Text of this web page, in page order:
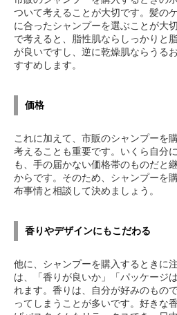
ついて考えることが大切です。髪の
に合ったシャンプーを選ぶことが大
で考えると、脂性肌ならしっかりと
が良いですし、逆に乾燥肌ならうる
すすめします。
価格
これに加えて、市販のシャンプーを
考えることも重要です。いくら自分
も、手の届かない価格帯のものだと
からです。そのため、シャンプーを
布事情と相談して決めましょう。
香りやデザインにもこだわる
他に、シャンプーを購入するときに
は、「香りが良いか」「パッケージ
れます。香りは、自分が好みのもの
ってしまうことが多いです。好きな